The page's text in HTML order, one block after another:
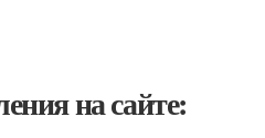
на сайте: